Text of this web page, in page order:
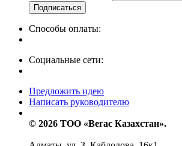
Способы оплаты:
Социальные сети:
Предложить идею
Написать руководителю
© 2026 ТОО «Вегас Казахстан».